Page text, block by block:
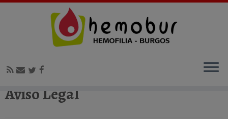
Inicio » Aviso Legal
Aviso Legal